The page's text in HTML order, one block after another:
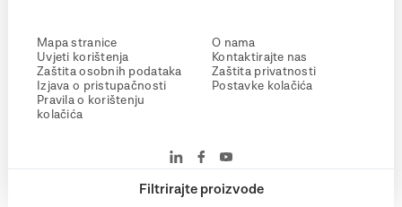
Filtrirajte proizvode
Mapa stranice
Uvjeti korištenja
Zaštita osobnih podataka
Izjava o pristupačnosti
Pravila o korištenju
kolačića
O nama
Kontaktirajte nas
Zaštita privatnosti
Postavke kolačića